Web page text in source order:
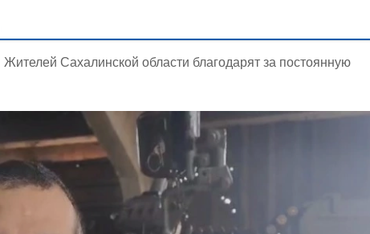
Жителей Сахалинской области благодарят за постоянную